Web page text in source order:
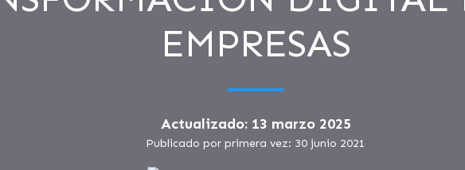
EMPRESAS
Actualizado: 13 marzo 2025
Publicado por primera vez: 30 junio 2021